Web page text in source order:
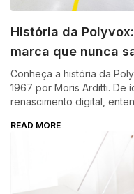
História da
marca que nunca
Conheça a história da
1967 por Moris Arditti. De
renascimento digital,
READ MORE